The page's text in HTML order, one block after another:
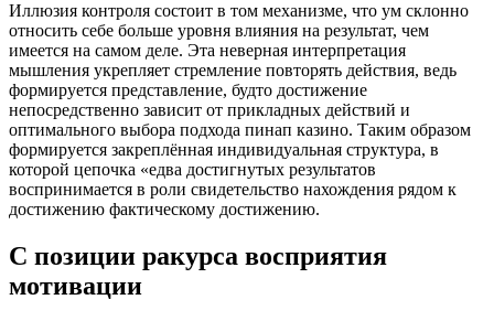
Иллюзия контроля состоит в том механизме, что ум склонно
относить себе больше уровня влияния на результат, чем
имеется на самом деле. Эта неверная интерпретация
мышления укрепляет стремление повторять действия, ведь
формируется представление, будто достижение
непосредственно зависит от прикладных действий и
оптимального выбора подхода пинап казино. Таким образом
формируется закреплённая индивидуальная структура, в
которой цепочка «едва достигнутых результатов
воспринимается в роли свидетельство нахождения рядом к
достижению фактическому достижению.
С позиции ракурса восприятия
мотивации